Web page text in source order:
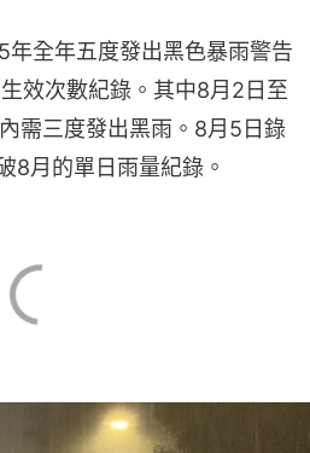
全年五度發出黑色暴雨警告
效次數紀錄。其中8月2日至
需三度發出黑雨。8月5日錄
8月的單日雨量紀錄。